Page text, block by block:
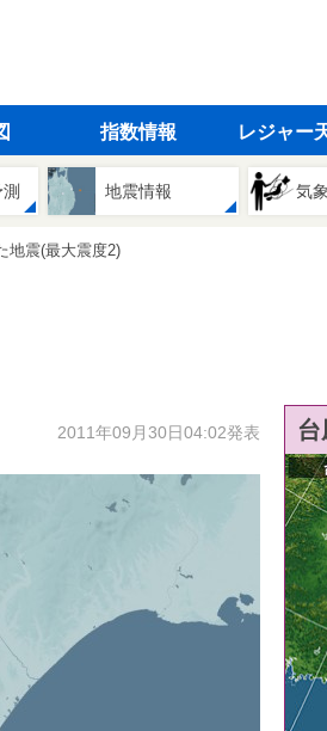
指数情報 レジャー
地震情報 気
地震(最大震度2)
2011年09月30日04:02発表